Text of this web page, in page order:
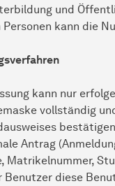
und
Personen kann die
kann nur
vollständig
Antrag
Matrikelnummer,
Benutzer diese